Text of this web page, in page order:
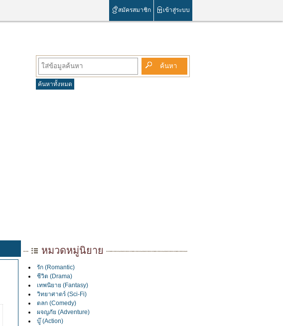
สมัครสมาชิก เข้าสู่ระบบ
ค้นหาทั้งหมด
หมวดหมู่นิยาย
รัก (Romantic)
ชีวิต (Drama)
เทพนิยาย (Fantasy)
วิทยาศาตร์ (Sci-Fi)
ตลก (Comedy)
ผจญภัย (Adventure)
บู๊ (Action)